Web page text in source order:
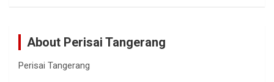
About Perisai Tangerang
Perisai Tangerang